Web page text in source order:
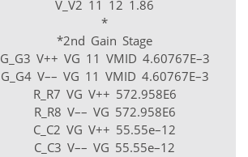
V_V2 11 12 1.86
*
*2nd Gain Stage
G_G3 V++ VG 11 VMID 4.60767E–3
G_G4 V–– VG 11 VMID 4.60767E–3
R_R7 VG V++ 572.958E6
R_R8 V–– VG 572.958E6
C_C2 VG V++ 55.55e–12
C_C3 V–– VG 55.55e–12